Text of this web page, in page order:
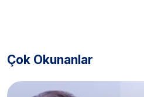
Çok Okunanlar